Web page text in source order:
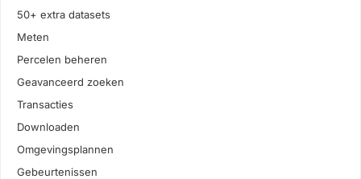
50+ extra datasets
Meten
Percelen beheren
Geavanceerd zoeken
Transacties
Downloaden
Omgevingsplannen
Gebeurtenissen